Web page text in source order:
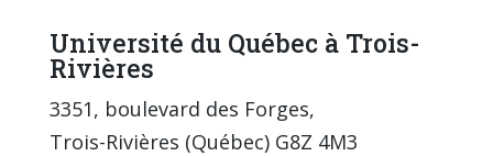
Université du Québec à Trois-
Rivières
3351, boulevard des Forges,
Trois-Rivières (Québec) G8Z 4M3